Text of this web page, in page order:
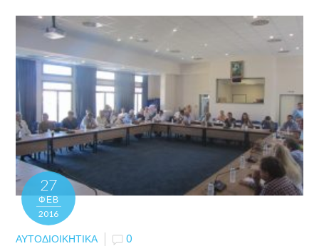
27
ΦΕΒ
2016
ΑΥΤΟΔΙΟΙΚΗΤΙΚΆ 0